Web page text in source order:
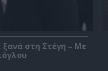
στη Στέγη – Με